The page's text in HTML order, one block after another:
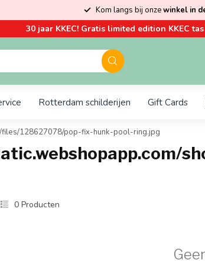
Kom langs bij onzewinkel in
30 jaar KKEC! Gratis limited edition KKEC
Rotterdam schilderijen Gift Cards
files/128627078/pop-fix-hunk-pool-ring.jpg
0 Producten